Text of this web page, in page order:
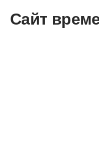
Сайт